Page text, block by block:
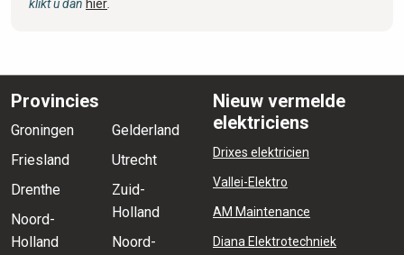
klikt u dan hier
Provincies
Groningen
Friesland
Drenthe
Noord-
Holland
Gelderland
Utrecht
Zuid-
Holland
Noord-
Nieuw vermelde
elektriciens
Drixes elektricien
Vallei-Elektro
AM Maintenance
Diana Elektrotechniek